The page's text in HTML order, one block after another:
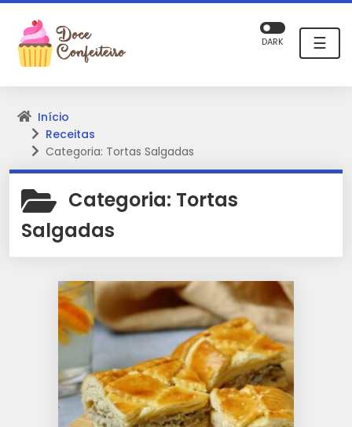
☰
DARK
Início
Receitas
Categoria: Tortas Salgadas
Categoria: Tortas
Salgadas